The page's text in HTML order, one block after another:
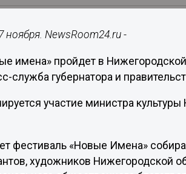
NewsRoom24.ru -
имена» пройдет в
служба губернатора и
участие министра
фестиваль «Новые Имена»
художников Нижегородской